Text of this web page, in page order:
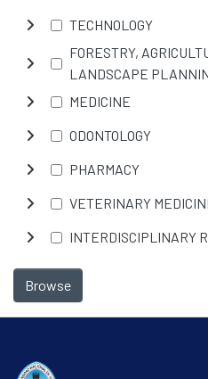
TECHNOLOGY
FORESTRY,
LANDSCAPE
MEDICINE
ODONTOLOGY
PHARMACY
VETERINARY
INTERDISCIPLINARY
Browse